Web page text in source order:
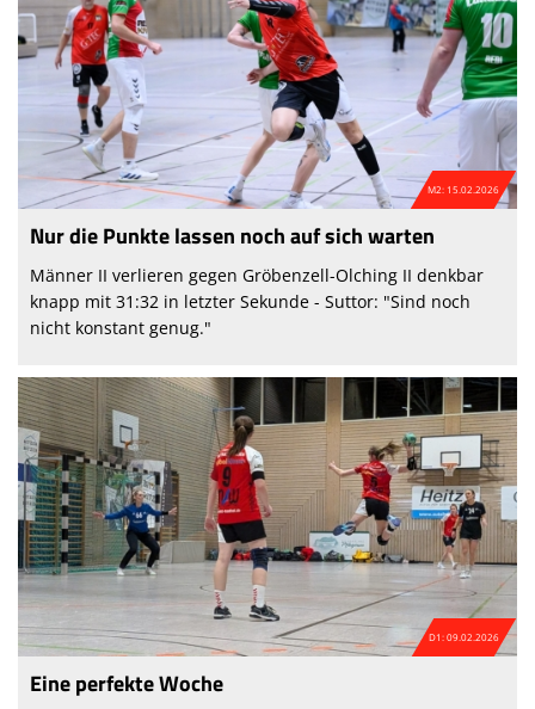
M2: 15.02.2026
Nur die Punkte lassen noch auf sich warten
Männer II verlieren gegen Gröbenzell-Olching II denkbar
knapp mit 31:32 in letzter Sekunde - Suttor: "Sind noch
nicht konstant genug."
D1: 09.02.2026
Eine perfekte Woche